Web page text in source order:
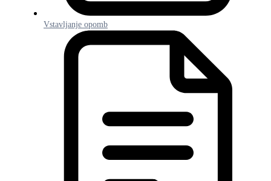
Vstavljanje opomb